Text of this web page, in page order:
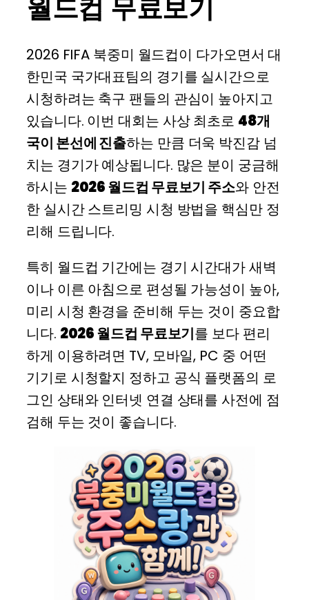
2026 FIFA 북중미 월드컵이 다가오면서 대
한민국 국가대표팀의 경기를 실시간으로
시청하려는 축구 팬들의 관심이 높아지고
있습니다. 이번 대회는 사상 최초로 48개
국이 본선에 진출하는 만큼 더욱 박진감 넘
치는 경기가 예상됩니다. 많은 분이 궁금해
하시는 2026 월드컵 무료보기 주소와 안전
한 실시간 스트리밍 시청 방법을 핵심만 정
리해 드립니다.
특히 월드컵 기간에는 경기 시간대가 새벽
이나 이른 아침으로 편성될 가능성이 높아,
미리 시청 환경을 준비해 두는 것이 중요합
니다. 2026 월드컵 무료보기를 보다 편리
하게 이용하려면 TV, 모바일, PC 중 어떤
기기로 시청할지 정하고 공식 플랫폼의 로
그인 상태와 인터넷 연결 상태를 사전에 점
검해 두는 것이 좋습니다.